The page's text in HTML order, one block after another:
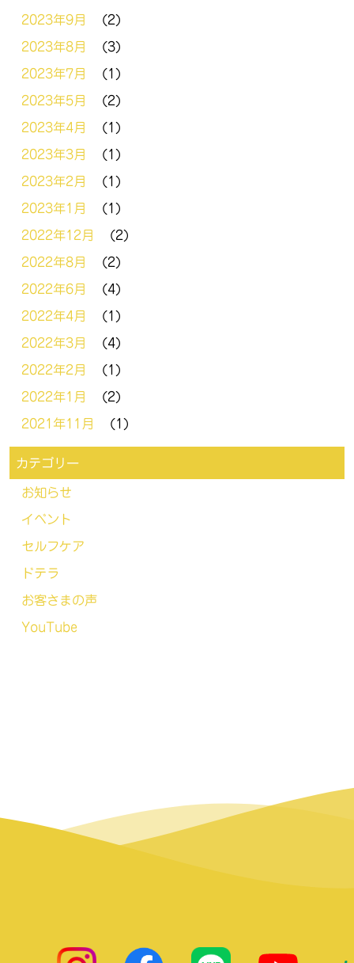
2023年9月 (2)
2023年8月 (3)
2023年7月 (1)
2023年5月 (2)
2023年4月 (1)
2023年3月 (1)
2023年2月 (1)
2023年1月 (1)
2022年12月 (2)
2022年8月 (2)
2022年6月 (4)
2022年4月 (1)
2022年3月 (4)
2022年2月 (1)
2022年1月 (2)
2021年11月 (1)
カテゴリー
お知らせ
イベント
セルフケア
ドテラ
お客さまの声
YouTube
facebook LINE